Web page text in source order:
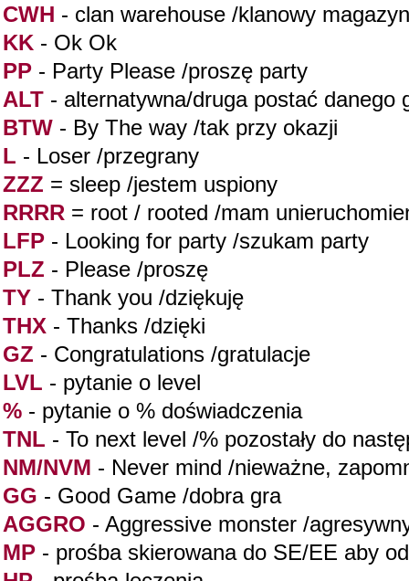
CWH - clan warehouse /klanowy
KK - Ok Ok
PP - Party Please /proszę party
ALT - alternatywna/druga postać danego
BTW - By The way /tak przy okazji
L - Loser /przegrany
ZZZ = sleep /jestem uspiony
RRRR = root / rooted /mam
LFP - Looking for party /szukam party
PLZ - Please /proszę
TY - Thank you /dziękuję
THX - Thanks /dzięki
GZ - Congratulations /gratulacje
LVL - pytanie o level
% - pytanie o % doświadczenia
TNL - To next level /% pozostały do
NM/NVM - Never mind /nieważne,
GG - Good Game /dobra gra
AGGRO - Aggressive monster /
MP - prośba skierowana do SE/EE aby